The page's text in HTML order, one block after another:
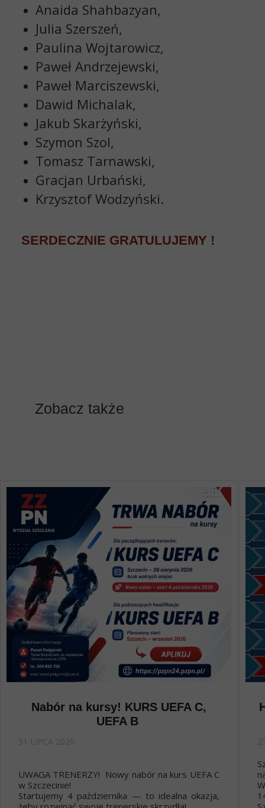
Anaida Shahbazyan,
Julia Szerszeń,
Paulina Wojtarowicz,
Paweł Andrzejewski,
Paweł Marciszewski,
Dawid Michalak,
Jakub Skarżyński,
Szymon Szol,
Tomasz Tarnawski,
Gracjan Urbański,
Krzysztof Wodzyński.
SERDECZNIE GRATULUJEMY !
Zobacz także
Nabór na kursy! KURS UEFA C,
UEFA B
31 LIPCA 2026
UWAGA TRENERZY! Nowy nabór na kurs UEFA C
w Szczecinie!
Startujemy 4 października — to idealna okazja,